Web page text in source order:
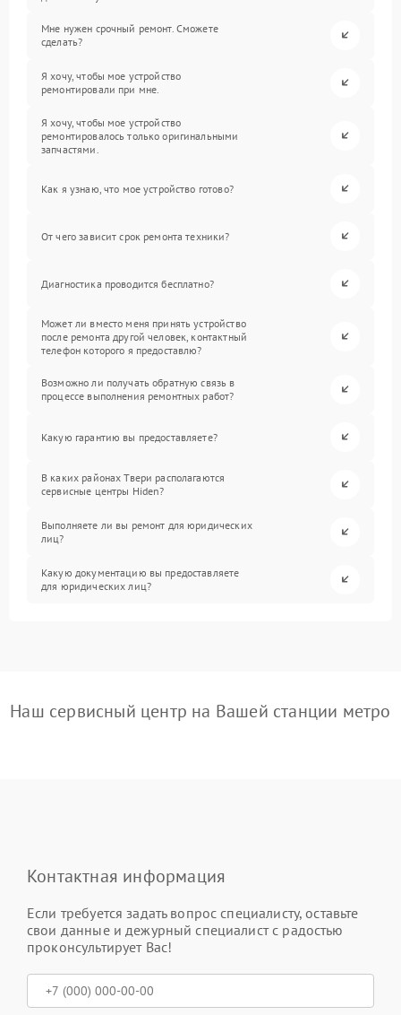
Мне нужен срочный ремонт. Сможете
сделать?
Я хочу, чтобы мое устройство
ремонтировали при мне.
Я хочу, чтобы мое устройство
ремонтировалось только оригинальными
запчастями.
Как я узнаю, что мое устройство готово?
От чего зависит срок ремонта техники?
Диагностика проводится бесплатно?
Может ли вместо меня принять устройство
после ремонта другой человек, контактный
телефон которого я предоставлю?
Возможно ли получать обратную связь в
процессе выполнения ремонтных работ?
Какую гарантию вы предоставляете?
В каких районах Твери располагаются
сервисные центры Hiden?
Выполняете ли вы ремонт для юридических
лиц?
Какую документацию вы предоставляете
для юридических лиц?
Наш сервисный центр на Вашей станции метро
Контактная информация
Если требуется задать вопрос специалисту, оставьте
свои данные и дежурный специалист с радостью
проконсультирует Вас!